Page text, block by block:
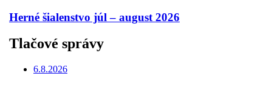
Herné šialenstvo júl – august 2026
Tlačové správy
6.8.2026